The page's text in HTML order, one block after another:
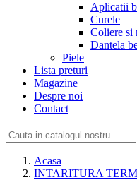
Aplicatii
Curele
Coliere si
Dantela
Piele
Lista preturi
Magazine
Despre noi
Contact
Acasa
INTARITURA